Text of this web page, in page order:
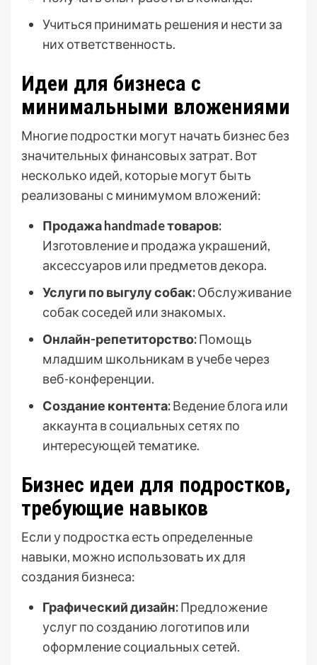
Учиться принимать решения и нести за
них ответственность.
Идеи для бизнеса с
минимальными вложениями
Многие подростки могут начать бизнес без
значительных финансовых затрат. Вот
несколько идей, которые могут быть
реализованы с минимумом вложений:
Продажа handmade товаров:
Изготовление и продажа украшений,
аксессуаров или предметов декора.
Услуги по выгулу собак:Обслуживание
собак соседей или знакомых.
Онлайн-репетиторство:Помощь
младшим школьникам в учебе через
веб-конференции.
Создание контента:Ведение блога или
аккаунта в социальных сетях по
интересующей тематике.
Бизнес идеи для подростков,
требующие навыков
Если у подростка есть определенные
навыки, можно использовать их для
создания бизнеса:
Графический дизайн:Предложение
услуг по созданию логотипов или
оформление социальных сетей.